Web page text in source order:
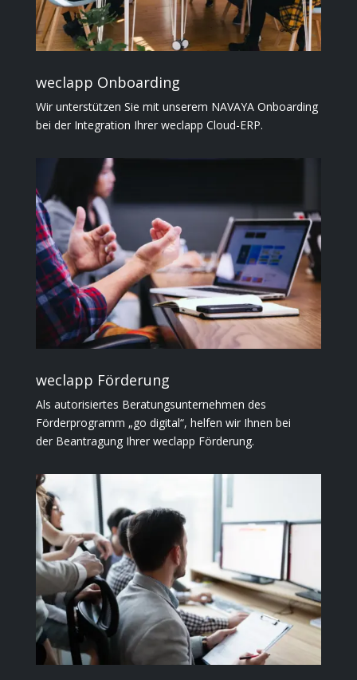
weclapp Onboarding
Wir unterstützen Sie mit unserem NAVAYA Onboarding
bei der Integration Ihrer weclapp Cloud-ERP.
weclapp Förderung
Als autorisiertes Beratungsunternehmen des
Förderprogramm „go digital“, helfen wir Ihnen bei
der Beantragung Ihrer weclapp Förderung.